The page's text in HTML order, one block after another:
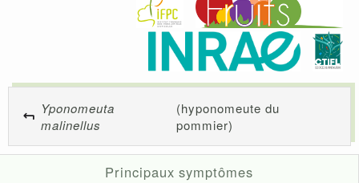
Yponomeuta
malinellus
(hyponomeute du
pommier)
Principaux symptômes